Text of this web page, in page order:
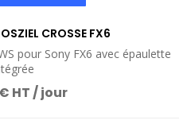
CROSSE FX6
pour Sony FX6 avec épaulette
HT / jour